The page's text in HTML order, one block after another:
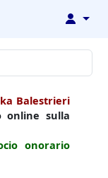
↓
Balestrieri
online sulla
onorario